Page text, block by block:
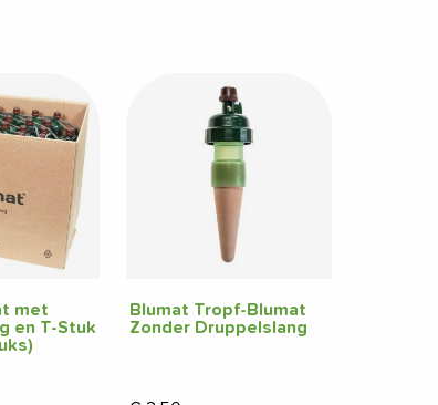
met
en T-Stuk
Blumat Tropf-Blumat
Zonder Druppelslang